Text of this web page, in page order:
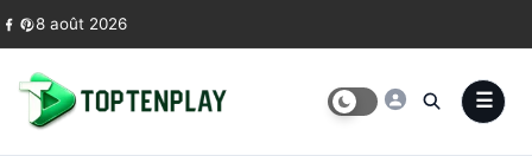
Skip to content
8 août 2026